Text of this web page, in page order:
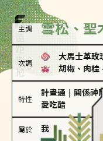
主調 雪松、聖
次調
大馬士革玫
胡椒、肉桂
特性
計畫通 關係神
愛吃醋
屬於 我